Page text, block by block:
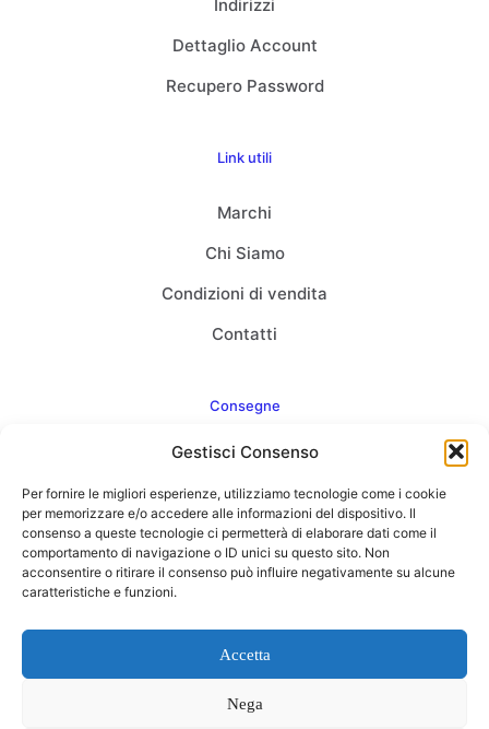
Gestisci Consenso
Per fornire le migliori esperienze, utilizziamo tecnologie come i cookie
per memorizzare e/o accedere alle informazioni del dispositivo. Il
consenso a queste tecnologie ci permetterà di elaborare dati come il
comportamento di navigazione o ID unici su questo sito. Non
acconsentire o ritirare il consenso può influire negativamente su alcune
caratteristiche e funzioni.
Accetta
Nega
Indirizzi
Dettaglio Account
Recupero Password
Link utili
Marchi
Chi Siamo
Condizioni di vendita
Contatti
Consegne
Come consegnamo
FAQ